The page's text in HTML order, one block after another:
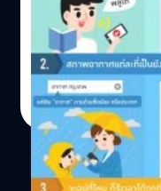
ออกมายอมรับและร
จัดทำดัชนีแล้ว และ
Console อีกด้วย ซึ่ง
ส่วนการอัปเดตเกี่ยว
หรือไม่
https://twitter.com/
จริงๆ แล้ว นี้ไม่ใช่ค
เคยพบกับปัญหานี้มา
พฤษภาคม…
อะไรก็ตาม จะต้อง
แนะนำ 9 สิ่งที่
แล้วมันจะมีอะไรกันบ้
Totsapon
Read More